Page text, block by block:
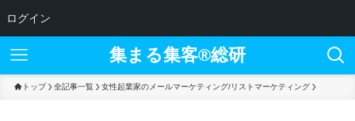
ログイン
集まる集客®︎総研
トップ 全記事一覧 女性起業家のメールマーケティング/リストマーケティング